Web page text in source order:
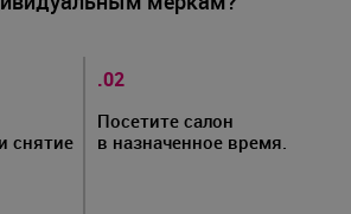
снятие
.02
Посетите салон
в назначенное время.